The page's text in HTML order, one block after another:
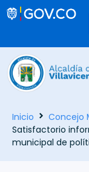
Inicio
Concejo
Satisfactorio
municipal de